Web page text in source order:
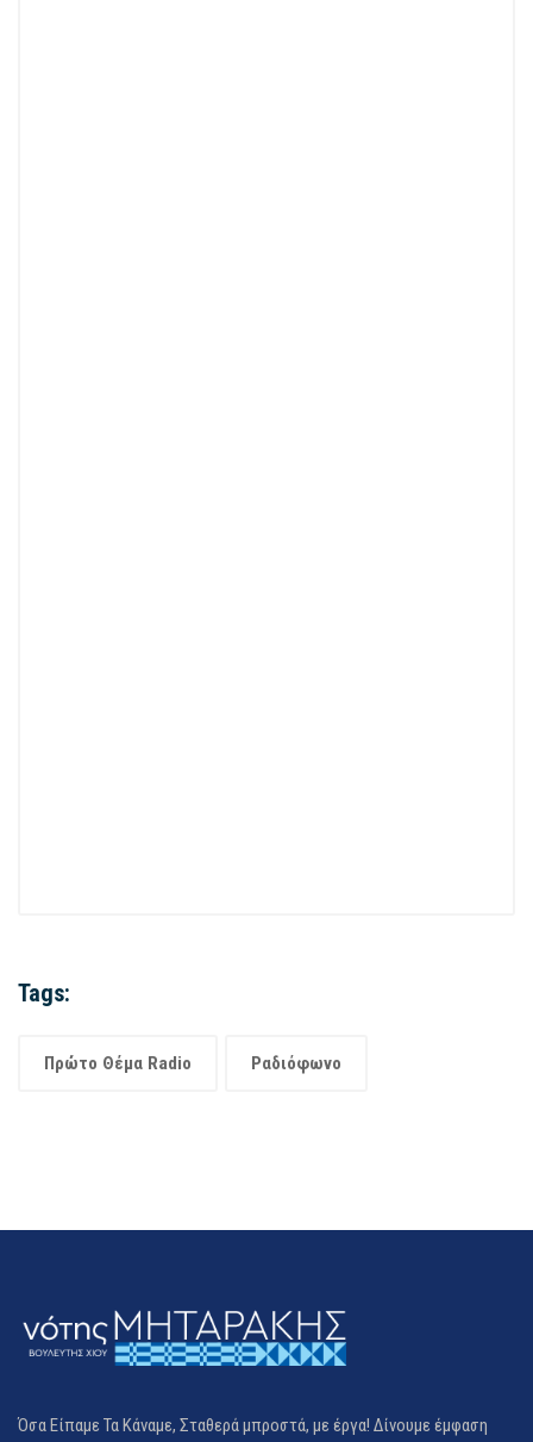
Tags:
Πρώτο Θέμα Radio Ραδιόφωνο
Όσα Είπαμε Τα Κάναμε, Σταθερά μπροστά, με έργα! Δίνουμε έμφαση